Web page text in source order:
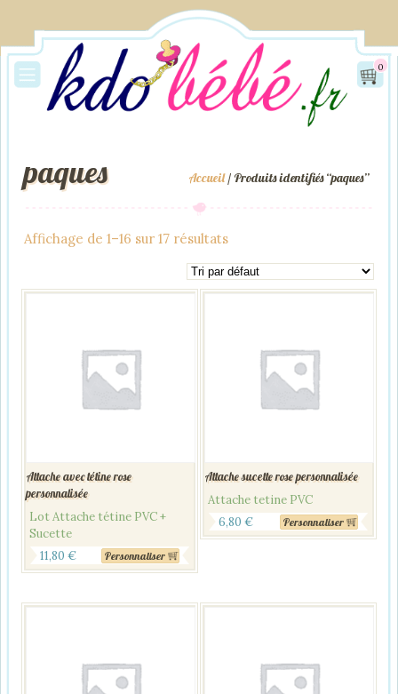
0
Accueil/ Produits identifiés “paques”
paques
Affichage de 1–16 sur 17 résultats
Attache avec tétine rose
personnalisée
Lot Attache tétine PVC +
Sucette
11,80 € Personnaliser
Attache sucette rose personnalisée
Attache tetine PVC
6,80 € Personnaliser